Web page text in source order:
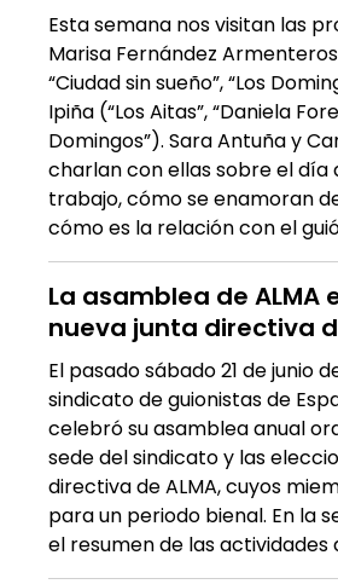
Esta semana nos visitan las
Marisa Fernández Armenteros
“Ciudad sin sueño”, “Los
Ipiña (“Los Aitas”, “Daniela
Domingos”). Sara Antuña y
charlan con ellas sobre el día
trabajo, cómo se enamoran
cómo es la relación con el
La asamblea de ALMA
nueva junta directiva
El pasado sábado 21 de junio
sindicato de guionistas de
celebró su asamblea anual
sede del sindicato y las
directiva de ALMA, cuyos
para un periodo bienal. En la
el resumen de las actividades